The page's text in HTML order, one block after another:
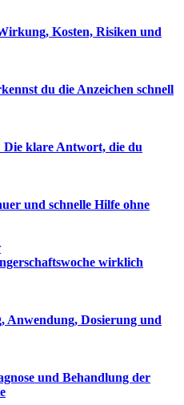
Kosten, Risiken und
du die Anzeichen schnell
Die klare Antwort, die du
und schnelle Hilfe ohne
wirklich
Dosierung und
und Behandlung der